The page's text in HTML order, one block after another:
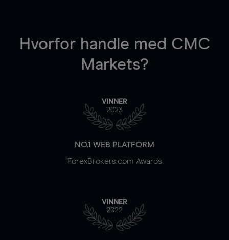
Hvorfor handle med CMC
Markets?
VINNER
2023
NO.1 WEB PLATFORM
ForexBrokers.com Awards
VINNER
2022